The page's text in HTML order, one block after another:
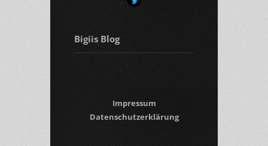
Bigiis Blog
Impressum
Datenschutzerklärung